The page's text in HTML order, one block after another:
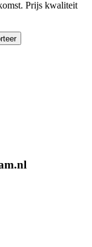
Prijs kwaliteit